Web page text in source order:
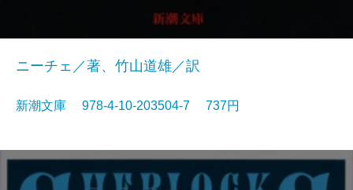
ニーチェ／著、竹山道雄／訳
新潮文庫 978-4-10-203504-7 737円